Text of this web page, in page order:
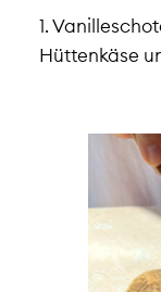
1.
Hüttenkäse